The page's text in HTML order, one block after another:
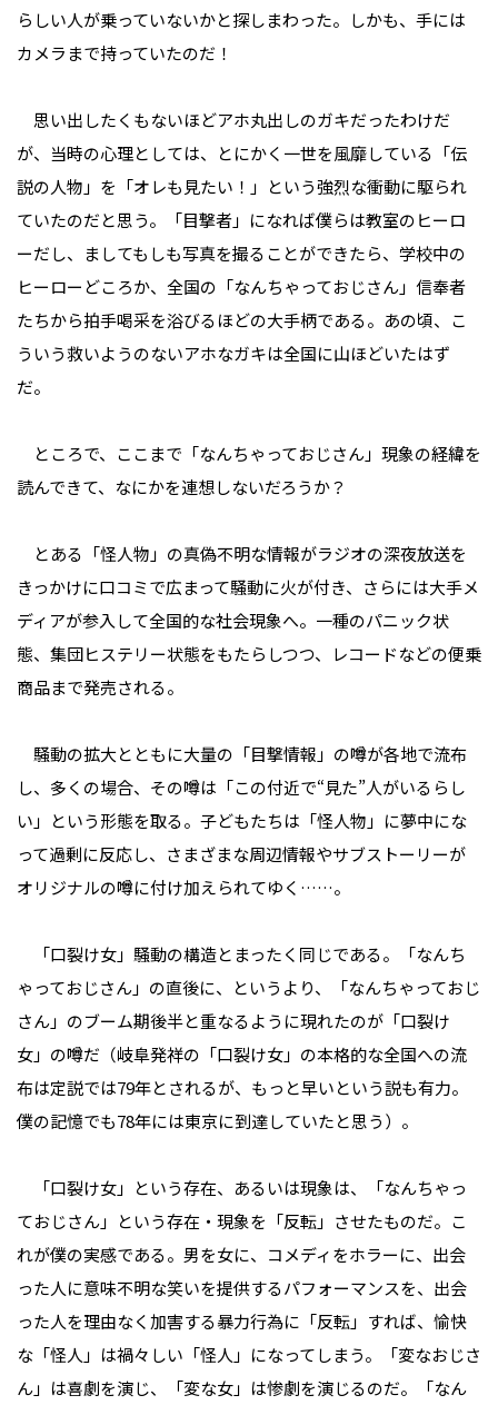
らしい人が乗っていないかと探しまわった。しかも、手には
カメラまで持っていたのだ！
思い出したくもないほどアホ丸出しのガキだったわけだ
が、当時の心理としては、とにかく一世を風靡している「伝
説の人物」を「オレも見たい！」という強烈な衝動に駆られ
ていたのだと思う。「目撃者」になれば僕らは教室のヒーロ
ーだし、ましてもしも写真を撮ることができたら、学校中の
ヒーローどころか、全国の「なんちゃっておじさん」信奉者
たちから拍手喝采を浴びるほどの大手柄である。あの頃、こ
ういう救いようのないアホなガキは全国に山ほどいたはず
だ。
ところで、ここまで「なんちゃっておじさん」現象の経緯を
読んできて、なにかを連想しないだろうか？
とある「怪人物」の真偽不明な情報がラジオの深夜放送を
きっかけに口コミで広まって騒動に火が付き、さらには大手メ
ディアが参入して全国的な社会現象へ。一種のパニック状
態、集団ヒステリー状態をもたらしつつ、レコードなどの便乗
商品まで発売される。
騒動の拡大とともに大量の「目撃情報」の噂が各地で流布
し、多くの場合、その噂は「この付近で“見た”人がいるらし
い」という形態を取る。子どもたちは「怪人物」に夢中にな
って過剰に反応し、さまざまな周辺情報やサブストーリーが
オリジナルの噂に付け加えられてゆく……。
「口裂け女」騒動の構造とまったく同じである。「なんち
ゃっておじさん」の直後に、というより、「なんちゃっておじ
さん」のブーム期後半と重なるように現れたのが「口裂け
女」の噂だ（岐阜発祥の「口裂け女」の本格的な全国への流
布は定説では79年とされるが、もっと早いという説も有力。
僕の記憶でも78年には東京に到達していたと思う）。
「口裂け女」という存在、あるいは現象は、「なんちゃっ
ておじさん」という存在・現象を「反転」させたものだ。こ
れが僕の実感である。男を女に、コメディをホラーに、出会
った人に意味不明な笑いを提供するパフォーマンスを、出会
った人を理由なく加害する暴力行為に「反転」すれば、愉快
な「怪人」は禍々しい「怪人」になってしまう。「変なおじさ
ん」は喜劇を演じ、「変な女」は惨劇を演じるのだ。「なん